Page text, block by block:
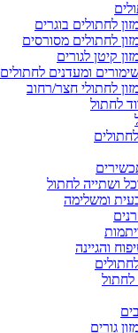
לחתולים בוגרים
לחתולים מסורסים
קיטן לגורים
ומעדנים לחתולים
לחתולי חצר/רחוב
לחתול
ושתייה לחתול
ומשלימה
והגיינה
לחתול
גורים